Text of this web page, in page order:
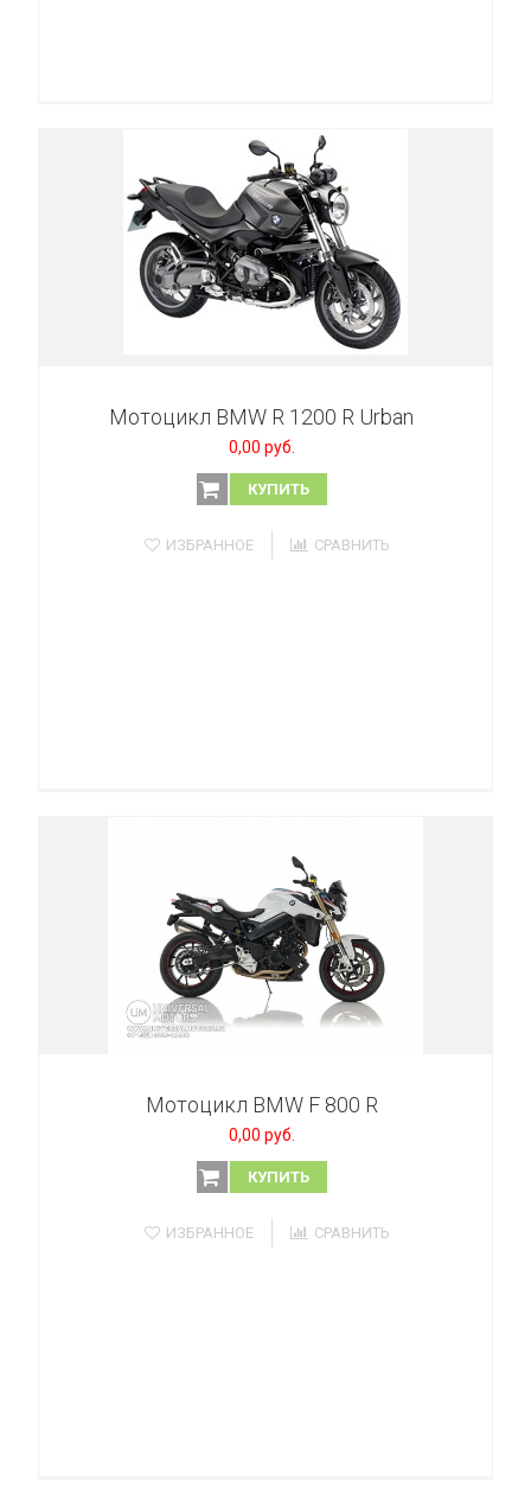
Мотоцикл BMW R 1200 R Urban
0,00 руб.
КУПИТЬ
ИЗБРАННОЕ СРАВНИТЬ
Мотоцикл BMW F 800 R
0,00 руб.
КУПИТЬ
ИЗБРАННОЕ СРАВНИТЬ